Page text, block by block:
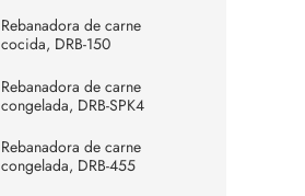
Rebanadora de carne
cocida, DRB-150
Rebanadora de carne
congelada, DRB-SPK4
Rebanadora de carne
congelada, DRB-455